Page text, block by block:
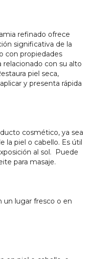
refinado ofrece
significativa de la
con propiedades
con su alto
piel seca,
y presenta rápida
cosmético, ya sea
la piel o cabello. Es útil
al sol.
Puede
para masaje.
un lugar fresco o en